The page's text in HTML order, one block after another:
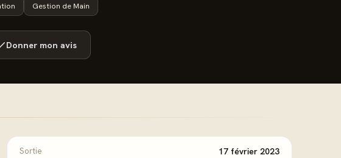
Gestion de Main
Donner mon avis
Sortie 17 février 2023